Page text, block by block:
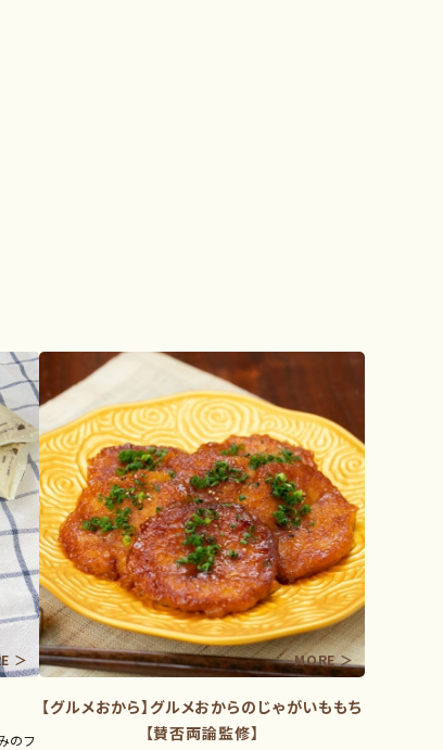
のフ
【グルメおから】グルメおからのじゃがいももち
【賛否両論監修】